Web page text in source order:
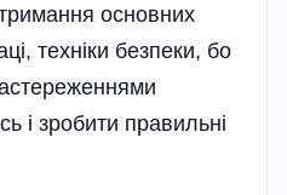
основних
техніки безпеки, бо
і зробити правильні